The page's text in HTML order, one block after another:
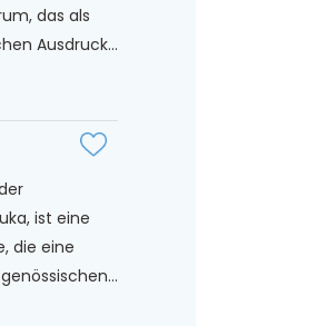
das als
Ausdruck...
ist eine
die eine